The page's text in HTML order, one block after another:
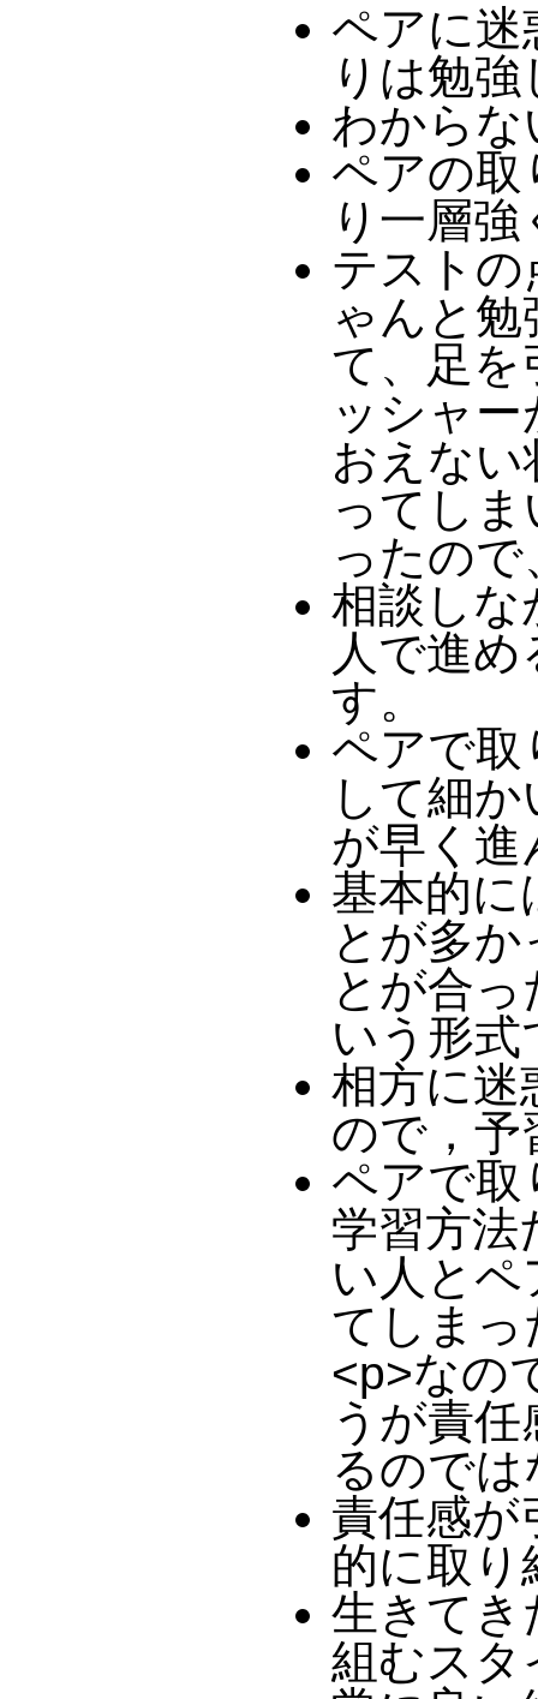
ペアに迷
りは勉
わから
ペアの取
り一層
テスト
ゃんと
て、足を
ッシャ
おえな
ってし
ったの
相談しな
人で進
す。
ペアで取
して細
が早く進
基本的に
とが多
とが合
いう形式
相方に迷
ので，予
ペアで取
学習方法
い人と
てしまっ
<p>なの
うが責
るので
責任感が
的に取り
生きてき
組むスタ